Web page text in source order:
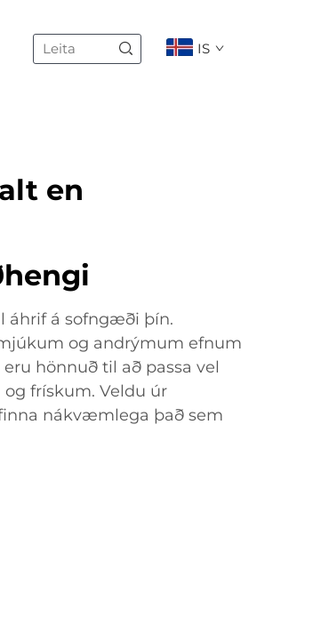
IS
en
áhrif á sofngæði þín.
og andrýmum efnum
hönnuð til að passa vel
frískum. Veldu úr
nákvæmlega það sem